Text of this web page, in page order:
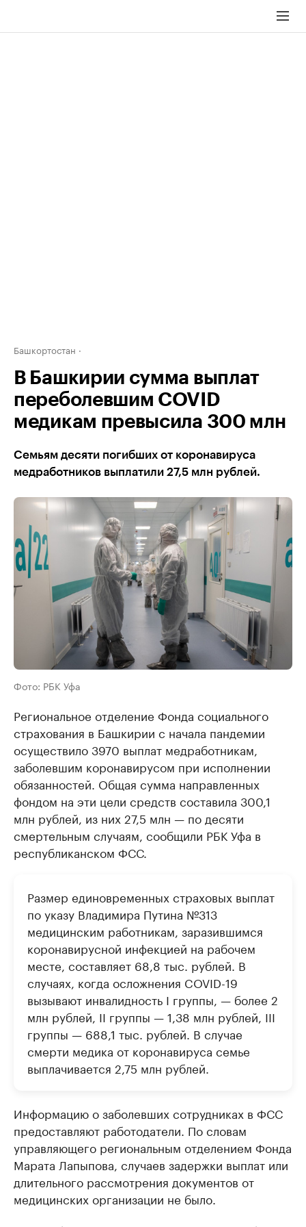
Башкортостан
В Башкирии сумма выплат
переболевшим COVID
медикам превысила 300 млн
Семьям десяти погибших от коронавируса
медработников выплатили 27,5 млн рублей.
Фото: РБК Уфа
Региональное отделение Фонда социального
страхования в Башкирии с начала пандемии
осуществило 3970 выплат медработникам,
заболевшим коронавирусом при исполнении
обязанностей. Общая сумма направленных
фондом на эти цели средств составила 300,1
млн рублей, из них 27,5 млн — по десяти
смертельным случаям, сообщили РБК Уфа в
республиканском ФСС.
Размер единовременных страховых выплат
по указу Владимира Путина №313
медицинским работникам, заразившимся
коронавирусной инфекцией на рабочем
месте, составляет 68,8 тыс. рублей. В
случаях, когда осложнения COVID-19
вызывают инвалидность I группы, — более 2
млн рублей, II группы — 1,38 млн рублей, III
группы — 688,1 тыс. рублей. В случае
смерти медика от коронавируса семье
выплачивается 2,75 млн рублей.
Информацию о заболевших сотрудниках в ФСС
предоставляют работодатели. По словам
управляющего региональным отделением Фонда
Марата Лапыпова, случаев задержки выплат или
длительного рассмотрения документов от
медицинских организации не было.